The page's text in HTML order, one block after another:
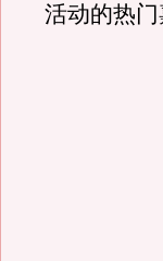
活动的热门